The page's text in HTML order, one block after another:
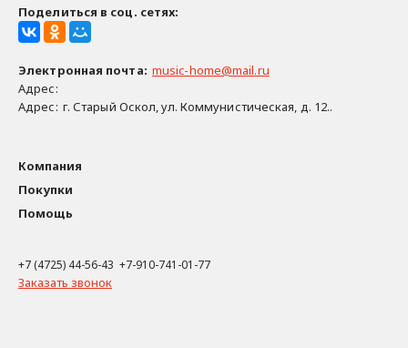
Поделиться в соц. сетях:
Электронная почта: music-home@mail.ru
Адрес:
Адрес: г. Старый Оскол, ул. Коммунистическая, д. 12..
Компания
Покупки
Помощь
+7 (4725) 44-56-43 +7-910-741-01-77
Заказать звонок